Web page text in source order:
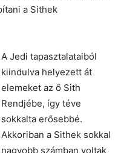
a Sithek
A Jedi tapasztalataiból
kiindulva helyezett át
elemeket az ő Sith
Rendjébe, így téve
sokkalta erősebbé.
Akkoriban a Sithek sokkal
nagyobb számban voltak